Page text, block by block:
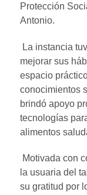
Protección
Antonio.
La instancia
mejorar sus
espacio
conocimientos
brindó apoyo
tecnologías
alimentos
Motivada con
la usuaria del
su gratitud por